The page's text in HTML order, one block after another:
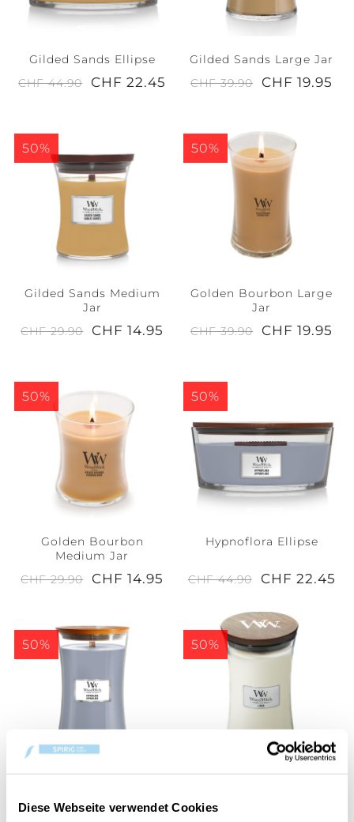
Diese Webseite verwendet Cookies
Gilded Sands Ellipse
CHF 44.90
CHF 22.45
Gilded Sands Large Jar
CHF 39.90
CHF 19.95
50%
Gilded Sands Medium
Jar
CHF 29.90
CHF 14.95
50%
Golden Bourbon Large
Jar
CHF 39.90
CHF 19.95
50%
Golden Bourbon
Medium Jar
CHF 29.90
CHF 14.95
50%
Hypnoflora Ellipse
CHF 44.90 CHF 22.45
50%
CHF 39.90
CHF 19.95
50%
CHF 39.90